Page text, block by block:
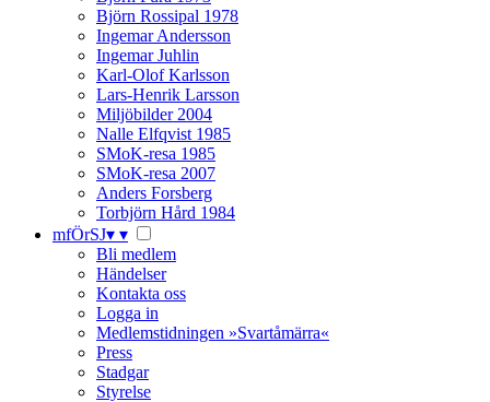
Björn Rossipal 1978
Ingemar Andersson
Ingemar Juhlin
Karl-Olof Karlsson
Lars-Henrik Larsson
Miljöbilder 2004
Nalle Elfqvist 1985
SMoK-resa 1985
SMoK-resa 2007
Anders Forsberg
Torbjörn Hård 1984
mfÖrSJ▾ ▾
Bli medlem
Händelser
Kontakta oss
Logga in
Medlemstidningen »Svartåmärra«
Press
Stadgar
Styrelse